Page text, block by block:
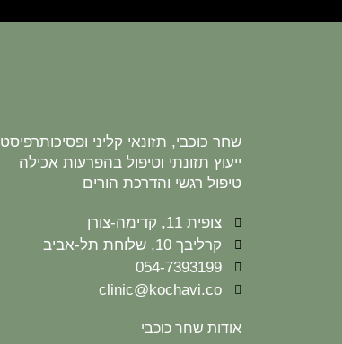
שחר כוכבי, תזונאי קליני ופסיכותרפיסט
ייעוץ תזונתי וטיפול בהפרעות אכילה
טיפול רגשי והדרכת הורים
צופית 11, קדימה-צורן
קרליבך 10, שלוחת תל-אביב
054-7393199
clinic@kochavi.co
אודות שחר כוכבי